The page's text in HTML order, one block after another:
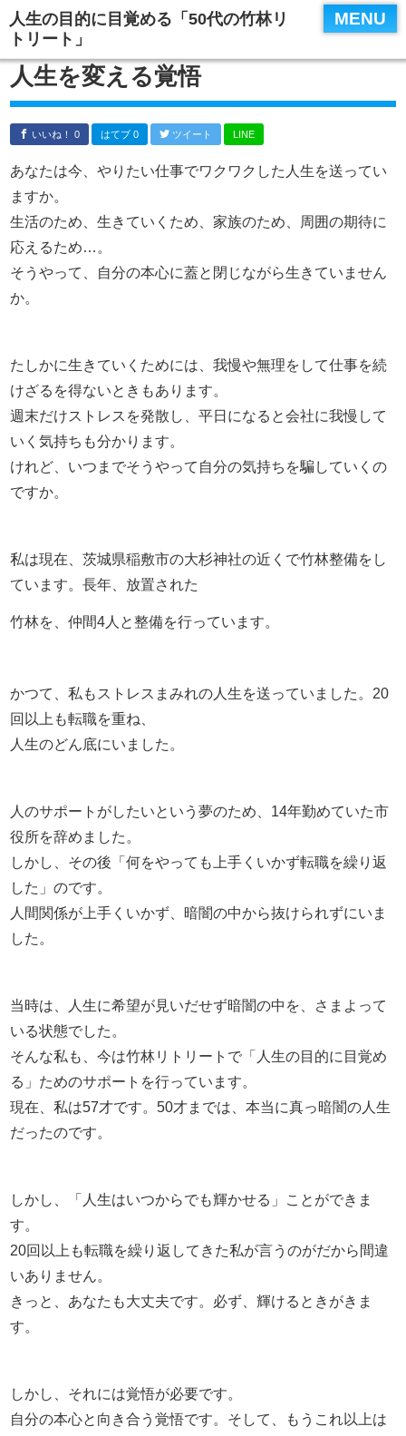
人生の目的に目覚める「50代の竹林リ
トリート」
MENU
人生を変える覚悟
いいね！ 0 はてブ 0 ツイート LINE
あなたは今、やりたい仕事でワクワクした人生を送ってい
ますか。
生活のため、生きていくため、家族のため、周囲の期待に
応えるため…。
そうやって、自分の本心に蓋と閉じながら生きていません
か。
たしかに生きていくためには、我慢や無理をして仕事を続
けざるを得ないときもあります。
週末だけストレスを発散し、平日になると会社に我慢して
いく気持ちも分かります。
けれど、いつまでそうやって自分の気持ちを騙していくの
ですか。
私は現在、茨城県稲敷市の大杉神社の近くで竹林整備をし
ています。長年、放置された
竹林を、仲間4人と整備を行っています。
かつて、私もストレスまみれの人生を送っていました。20
回以上も転職を重ね、
人生のどん底にいました。
人のサポートがしたいという夢のため、14年勤めていた市
役所を辞めました。
しかし、その後「何をやっても上手くいかず転職を繰り返
した」のです。
人間関係が上手くいかず、暗闇の中から抜けられずにいま
した。
当時は、人生に希望が見いだせず暗闇の中を、さまよって
いる状態でした。
そんな私も、今は竹林リトリートで「人生の目的に目覚め
る」ためのサポートを行っています。
現在、私は57才です。50才までは、本当に真っ暗闇の人生
だったのです。
しかし、「人生はいつからでも輝かせる」ことができま
す。
20回以上も転職を繰り返してきた私が言うのがだから間違
いありません。
きっと、あなたも大丈夫です。必ず、輝けるときがきま
す。
しかし、それには覚悟が必要です。
自分の本心と向き合う覚悟です。そして、もうこれ以上は